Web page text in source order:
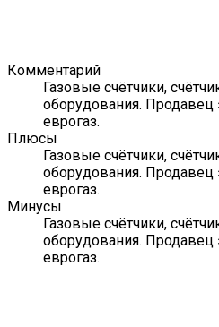
Комментарий
Газовые счётчики,
оборудования. Продавец
еврогаз.
Плюсы
Газовые счётчики,
оборудования. Продавец
еврогаз.
Минусы
Газовые счётчики,
оборудования. Продавец
еврогаз.